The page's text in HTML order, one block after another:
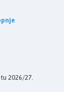
2026/27.